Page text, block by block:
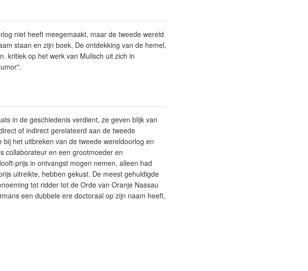
niet heeft meegemaakt, maar de tweede wereld
staan en zijn boek, De ontdekking van de hemel,
kritiek op het werk van Mulisch uit zich in
in de geschiedenis verdient, ze geven blijk van
of indirect gerelateerd aan de tweede
het uitbreken van de tweede wereldoorlog en
collaborateur en een grootmoeder en
prijs in ontvangst mogen nemen, alleen had
uitreikte, hebben gekust. De meest gehuldigde
tot ridder tot de Orde van Oranje Nassau
een dubbele ere doctoraal op zijn naam heeft,